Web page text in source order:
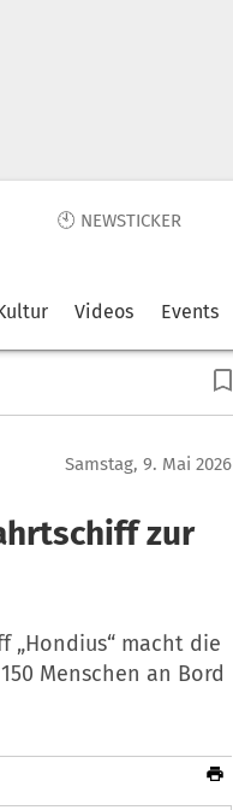
🕙 NEWSTICKER
Videos Events
Samstag, 9. Mai 2026
zur
„Hondius“ macht die
Menschen an Bord